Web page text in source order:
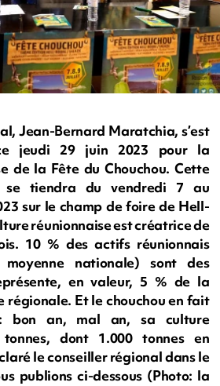
Jean-Bernard Maratchia, s’est
jeudi 29 juin 2023 pour la
de la Fête du Chouchou. Cette
se tiendra du vendredi 7 au
sur le champ de foire de Hell-
réunionnaise est créatrice de
10 % des actifs réunionnais
nationale) sont des
en valeur, 5 % de la
régionale. Et le chouchou en fait
bon an, mal an, sa culture
dont 1.000 tonnes en
le conseiller régional dans le
publions ci-dessous (Photo: la